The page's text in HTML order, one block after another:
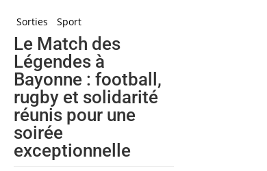
Sorties Sport
Le Match des
Légendes à
Bayonne : football,
rugby et solidarité
réunis pour une
soirée
exceptionnelle